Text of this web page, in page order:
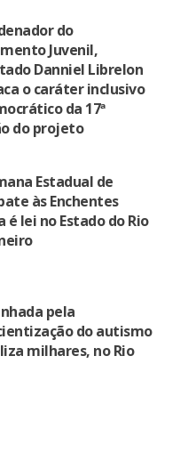
do
Juvenil,
Danniel Librelon
o caráter inclusivo
da 17ª
do projeto
Estadual de
às Enchentes
é lei no Estado do Rio
pela
do autismo
milhares, no Rio